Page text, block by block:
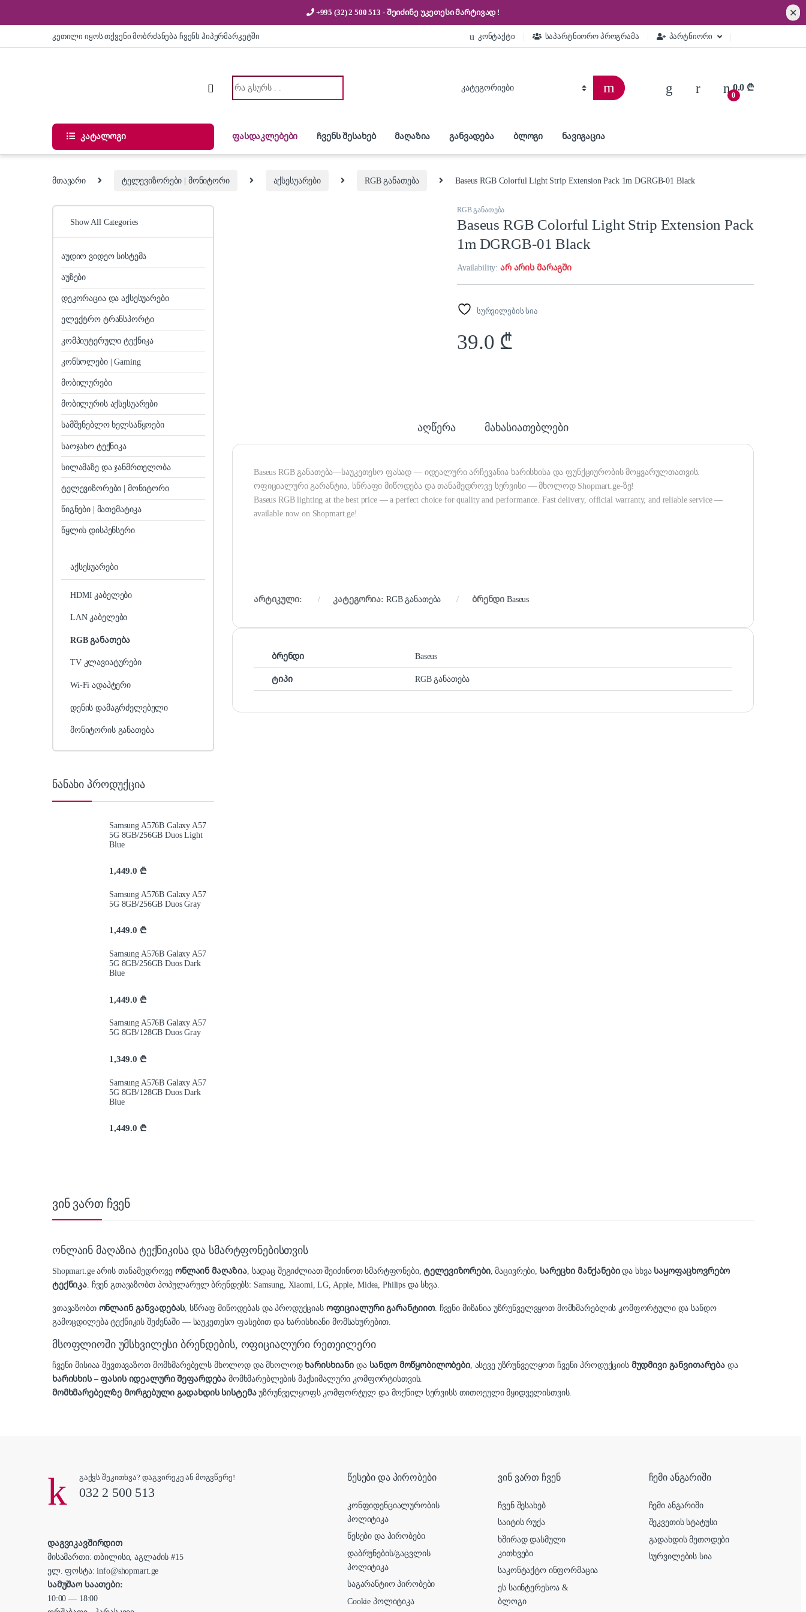
+995 (32) 2 500 513 - შეიძინე უკეთესიმარტივად ! ✕
კეთილი იყოს თქვენი მობრძანება ჩვენს ჰიპერმარკეტში კონტაქტი საპარტნიორო პროგრამა პარტნიორი
Search for:
0
0.0 ₾
კატალოგი ფასდაკლებები ჩვენს შესახებ მაღაზია განვადება ბლოგი ნავიგაცია
მთავარი ტელევიზორები | მონიტორი აქსესუარები RGB განათება Baseus RGB Colorful Light Strip Extension Pack 1m DGRGB-01 Black
RGB განათება
Baseus RGB Colorful Light Strip Extension Pack
1m DGRGB-01 Black
Availability:არ არის მარაგში
სურვილების სია
39.0 ₾
აღწერა მახასიათებლები
Baseus RGB განათება—საუკეთესო ფასად — იდეალური არჩევანია ხარისხისა და ფუნქციურობის მოყვარულთათვის.
ოფიციალური გარანტია, სწრაფი მიწოდება და თანამედროვე სერვისი — მხოლოდ Shopmart.ge-ზე!
Baseus RGB lighting at the best price — a perfect choice for quality and performance. Fast delivery, official warranty, and reliable service —
available now on Shopmart.ge!
არტიკული: კატეგორია: RGB განათება ბრენდი Baseus
ბრენდი Baseus
ტიპი RGB განათება
Show All Categories
აუდიო ვიდეო სისტემა
აუზები
დეკორაცია და აქსესუარები
ელექტრო ტრანსპორტი
კომპიუტერული ტექნიკა
კონსოლები | Gaming
მობილურები
მობილურის აქსესუარები
სამშენებლო ხელსაწყოები
საოჯახო ტექნიკა
სილამაზე და ჯანმრთელობა
ტელევიზორები | მონიტორი
წიგნები | მათემატიკა
წყლის დისპენსერი
აქსესუარები
HDMI კაბელები
LAN კაბელები
RGB განათება
TV კლავიატურები
Wi-Fi ადაპტერი
დენის დამაგრძელებელი
მონიტორის განათება
ნანახი პროდუქცია
Samsung A576B Galaxy A57
5G 8GB/256GB Duos Light
Blue
1,449.0 ₾
Samsung A576B Galaxy A57
5G 8GB/256GB Duos Gray
1,449.0 ₾
Samsung A576B Galaxy A57
5G 8GB/256GB Duos Dark
Blue
1,449.0 ₾
Samsung A576B Galaxy A57
5G 8GB/128GB Duos Gray
1,349.0 ₾
Samsung A576B Galaxy A57
5G 8GB/128GB Duos Dark
Blue
1,449.0 ₾
ვინ ვართ ჩვენ
ონლაინ მაღაზია ტექნიკისა და სმარტფონებისთვის
Shopmart.ge არის თანამედროვე ონლაინ მაღაზია, სადაც შეგიძლიათ შეიძინოთ სმარტფონები,ტელევიზორები, მაცივრები, სარეცხი მანქანებიდა სხვა საყოფაცხოვრებო
ტექნიკა. ჩვენ გთავაზობთ პოპულარულ ბრენდებს: Samsung, Xiaomi, LG, Apple, Midea, Philips და სხვა.
ვთავაზობთ ონლაინ განვადებას, სწრაფ მიწოდებას და პროდუქციას ოფიციალური გარანტიით. ჩვენი მიზანია უზრუნველვყოთ მომხმარებლის კომფორტული და სანდო
გამოცდილება ტექნიკის შეძენაში — საუკეთესო ფასებით და ხარისხიანი მომსახურებით.
მსოფლიოში უმსხვილესი ბრენდების, ოფიციალური რეთეილერი
ჩვენი მისიაა შევთავაზოთ მომხმარებელს მხოლოდ და მხოლოდ ხარისხიანი და სანდო მოწყობილობები, ასევე უზრუნველყოთ ჩვენი პროდუქციის მუდმივი განვითარება და
ხარისხის – ფასის იდეალური შეფარდება მომხმარებლების მაქსიმალური კომფორტისთვის.
მომხმარებელზე მორგებული გადახდის სისტემაუზრუნველყოფს კომფორტულ და მოქნილ სერვისს თითოეული მყიდველისთვის.
გაქვს შეკითხვა? დაგვირეკე ან მოგვწერე!
032 2 500 513
დაგვიკავშირდით
მისამართი: თბილისი, აგლაძის #15
ელ. ფოსტა: info@shopmart.ge
სამუშაო საათები:
10:00 — 18:00
წესები და პირობები
კონფიდენციალურობის
პოლიტიკა
წესები და პირობები
დაბრუნების/გაცვლის
პოლიტიკა
საგარანტიო პირობები
Cookie პოლიტიკა
ვინ ვართ ჩვენ
ჩვენ შესახებ
საიტის რუქა
ხშირად დასმული
კითხვები
საკონტაქტო ინფორმაცია
ეს საინტერესოა &
ბლოგი
ჩემი ანგარიში
ჩემი ანგარიში
შეკვეთის სტატუსი
გადახდის მეთოდები
სურვილების სია